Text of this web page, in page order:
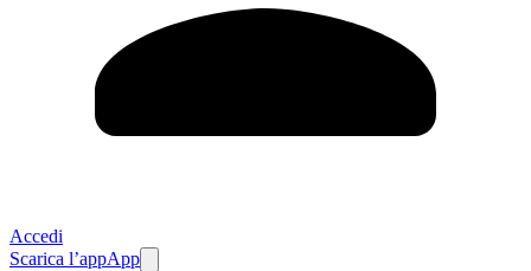
Accedi
Scarica l’appApp